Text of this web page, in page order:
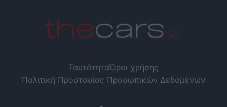
ΤαυτότηταΌροι χρήσης
Πολιτική Προστασίας Προσωπικών Δεδομένων